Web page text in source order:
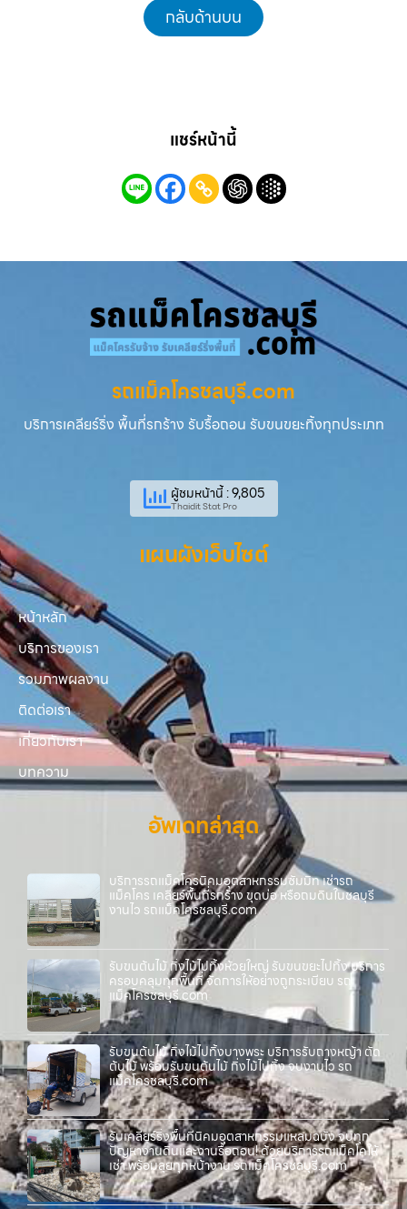
กลับด้านบน
แชร์หน้านี้
รถแม็คโครชลบุรี.com
บริการเคลียร์ริ่ง พื้นที่รกร้าง รับรื้อถอน รับขนขยะทิ้งทุกประเภท
ผู้ชมหน้านี้ : 9,805
Thaidit Stat Pro
แผนผังเว็บไซต์
หน้าหลัก
บริการของเรา
รวมภาพผลงาน
ติดต่อเรา
เกี่ยวกับเรา
บทความ
อัพเดทล่าสุด
บริการรถแม็คโครนิคมอุตสาหกรรมซัมมิท เช่ารถ
แม็คโคร เคลียร์พื้นที่รกร้าง ขุดบ่อ หรือถมดินในชลบุรี
งานไว รถแม็คโครชลบุรี.com
รับขนต้นไม้ กิ่งไม้ไปทิ้งห้วยใหญ่ รับขนขยะไปทิ้ง บริการ
ครอบคลุมทุกพื้นที่ จัดการให้อย่างถูกระเบียบ รถ
แม็คโครชลบุรี.com
รับขนต้นไม้ กิ่งไม้ไปทิ้งบางพระ บริการรับถางหญ้า ตัด
ต้นไม้ พร้อมรับขนต้นไม้ กิ่งไม้ไปทิ้ง จบงานไว รถ
แม็คโครชลบุรี.com
รับเคลียร์ริ่งพื้นที่นิคมอุตสาหกรรมแหลมฉบัง จบทุก
ปัญหางานดินและงานรื้อถอน! ด้วยบริการรถแม็คโคให้
เช่า พร้อมลุยทุกหน้างาน รถแม็คโครชลบุรี.com